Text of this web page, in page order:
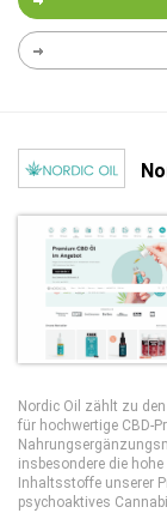
Nordic Oil zählt zu
für hochwertige CBD-
insbesondere die
Inhaltsstoffe unserer
psychoaktives